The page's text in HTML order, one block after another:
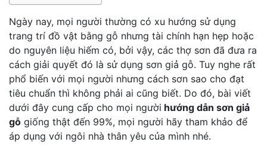
Ngày nay, mọi người thường có xu hướng sử dụng
trang trí đồ vật bằng gỗ nhưng tài chính hạn hẹp hoặc
do nguyên liệu hiếm có, bởi vậy, các thợ sơn đã đưa ra
cách giải quyết đó là sử dụng sơn giả gỗ. Tuy nghe rất
phổ biến với mọi người nhưng cách sơn sao cho đạt
tiêu chuẩn thì không phải ai cũng biết. Do đó, bài viết
dưới đây cung cấp cho mọi người hướng dẫn sơn giả
gỗ giống thật đến 99%, mọi người hãy tham khảo để
áp dụng với ngôi nhà thân yêu của mình nhé.